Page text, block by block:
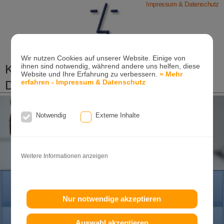
Wir nutzen Cookies auf unserer Website. Einige von
ihnen sind notwendig, während andere uns helfen, diese
Website und Ihre Erfahrung zu verbessern.» Mehr
erfahren - Impressum & Datenschutz
Notwendig Externe Inhalte
Weitere Informationen anzeigen
Nur notwendige akzeptieren
Impressum & Datenschutz
Kieferorthopädische Praxis
Dr. Konik & Kollegen
Zahn- und Kieferregulierungen für Kinder und
Erwachsene
Ganzheitliche-Kieferorthopädie
Erwachsenen-Kieferorthopädie
HOME